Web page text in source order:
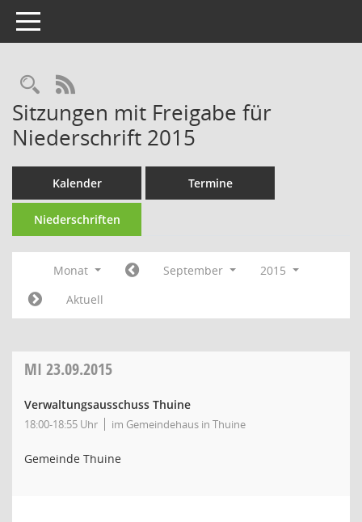
Toggle navigation
Rechercheauswahl
RSS-Feed
Sitzungen mit Freigabe für
Niederschrift 2015
Kalender Termine
Niederschriften
Monat September
2015
Aktuell
MI 23.09.2015
Verwaltungsausschuss Thuine
18:00-18:55 Uhr im Gemeindehaus in Thuine
Gemeinde Thuine